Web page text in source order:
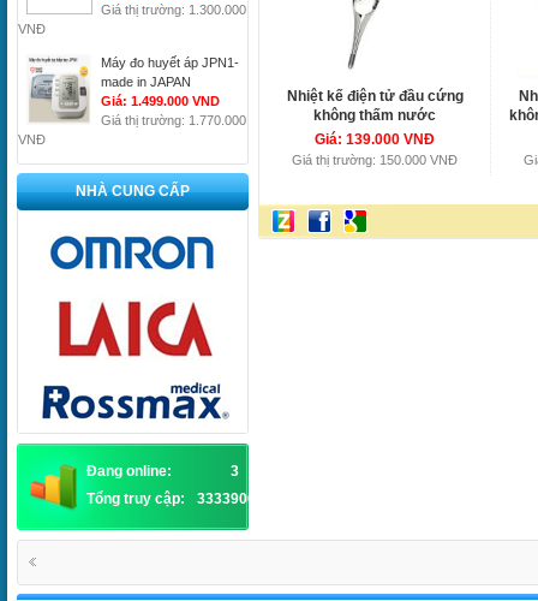
Giá thị trường: 1.300.000
VNĐ
Máy đo huyết áp JPN1-
made in JAPAN
Giá: 1.499.000 VND
Giá thị trường: 1.770.000
VNĐ
NHÀ CUNG CẤP
Đang online:
3
Tổng truy cập:
3333900
Nhiệt kế điện tử đầu cứng
không thấm nước
POLYGREEN Classic KD-
1490
Giá: 139.000 VNĐ
Giá thị trường: 150.000 VNĐ